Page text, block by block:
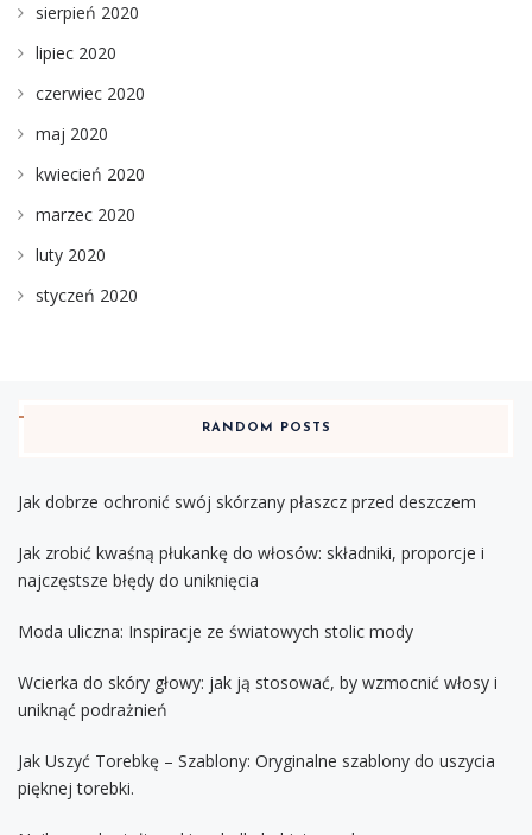
sierpień 2020
lipiec 2020
czerwiec 2020
maj 2020
kwiecień 2020
marzec 2020
luty 2020
styczeń 2020
RANDOM POSTS
Jak dobrze ochronić swój skórzany płaszcz przed deszczem
Jak zrobić kwaśną płukankę do włosów: składniki, proporcje i
najczęstsze błędy do uniknięcia
Moda uliczna: Inspiracje ze światowych stolic mody
Wcierka do skóry głowy: jak ją stosować, by wzmocnić włosy i
uniknąć podrażnień
Jak Uszyć Torebkę – Szablony: Oryginalne szablony do uszycia
pięknej torebki.